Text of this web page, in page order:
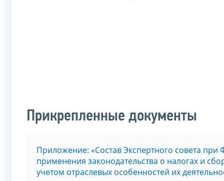
Прикрепленные документы
Приложение: «Состав Экспертного совета
применения законодательства о налогах и
учетом отраслевых особенностей их